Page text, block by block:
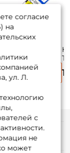
56910-15-0.10
₽
согласие
на
ул. Л.
с
не
может